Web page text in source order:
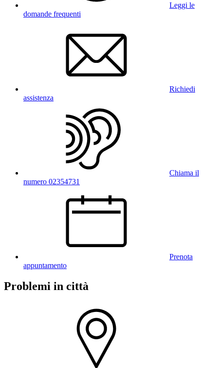
Leggi le
domande frequenti
Richiedi
assistenza
Chiama il
numero 02354731
Prenota
appuntamento
Problemi in città